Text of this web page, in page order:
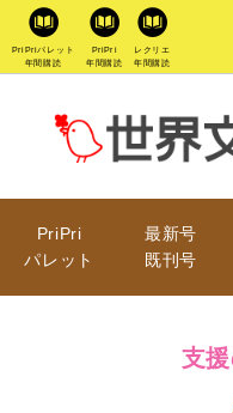
PriPriパレット
年間購読
PriPri
年間購読
レクリエ
年間購読
PriPri
パレット
最新号
既刊号
支